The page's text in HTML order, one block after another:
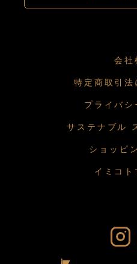
会社
特定商取引法
プライバシ
サステナブル
ショッピ
イミコト